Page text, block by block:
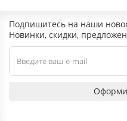
Подпишитесь на наши
Новинки, скидки,